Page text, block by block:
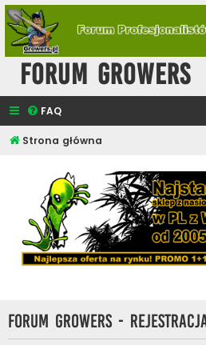
Forum Growers
FAQ
Strona główna
Forum Growers -